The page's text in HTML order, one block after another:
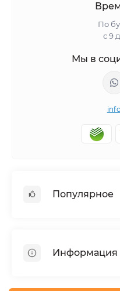
По
с 9
Мы в
Популярное
Багажники на крышу
Информация